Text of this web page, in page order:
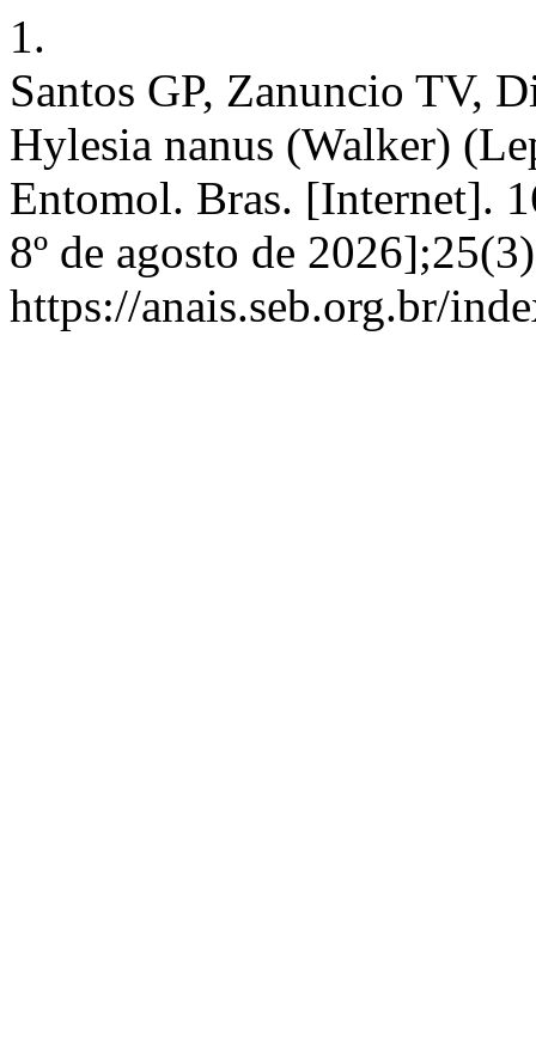
1.
Santos GP, Zanuncio TV,
Hylesia nanus (Walker)
Entomol. Bras. [Internet].
8º de agosto de
https://anais.seb.org.br/